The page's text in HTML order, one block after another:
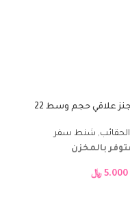
علاقي حجم وسط 22
, شنط سفر
بالمخزن
5.000 ﷼